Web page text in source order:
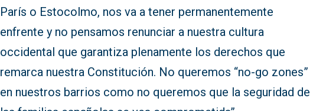
París o Estocolmo, nos va a tener permanentemente
enfrente y no pensamos renunciar a nuestra cultura
occidental que garantiza plenamente los derechos que
remarca nuestra Constitución. No queremos “no-go zones”
en nuestros barrios como no queremos que la seguridad de